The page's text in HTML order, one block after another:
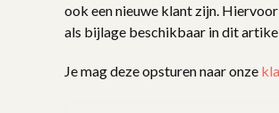
ook een nieuwe klant zijn.
als bijlage beschikbaar in dit
Je mag deze opsturen naar onze